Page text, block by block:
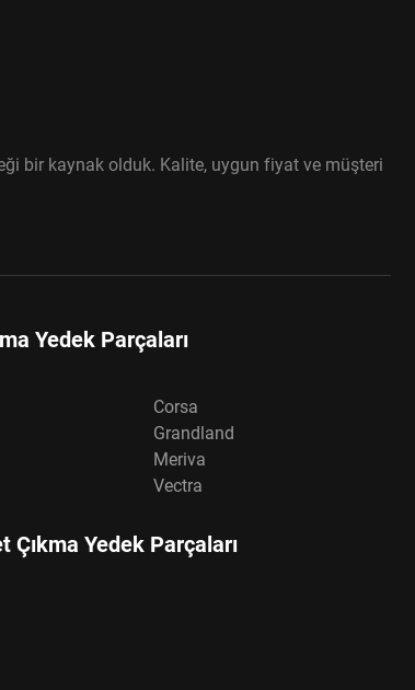
bir kaynak olduk. Kalite, uygun fiyat ve müşteri
Yedek Parçaları
Corsa
Grandland
Meriva
Vectra
Çıkma Yedek Parçaları